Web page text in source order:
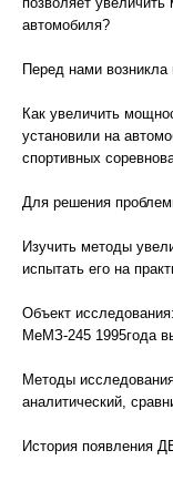
автомобиля?
Перед нами возникла
Как увеличить
установили на
спортивных
Для решения
Изучить методы
испытать его на
Объект
МеМЗ-245 1995года
Методы
аналитический,
История появления